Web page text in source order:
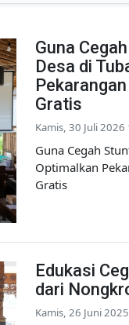
Guna
Desa di
Gratis
Kamis, 30 Juli 2026
Guna Cegah
Optimalkan
Gratis
Edukasi
dari
Kamis, 26 Juni